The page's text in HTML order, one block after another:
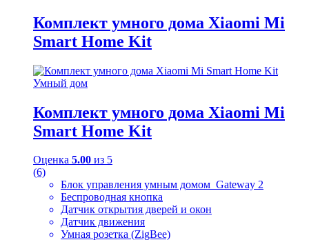
Комплект умного дома Xiaomi Mi
Smart Home Kit
Умный дом
Комплект умного дома Xiaomi Mi
Smart Home Kit
Оценка 5.00 из 5
(6)
Блок управления умным домом Gateway 2
Беспроводная кнопка
Датчик открытия дверей и окон
Датчик движения
Умная розетка (ZigBee)